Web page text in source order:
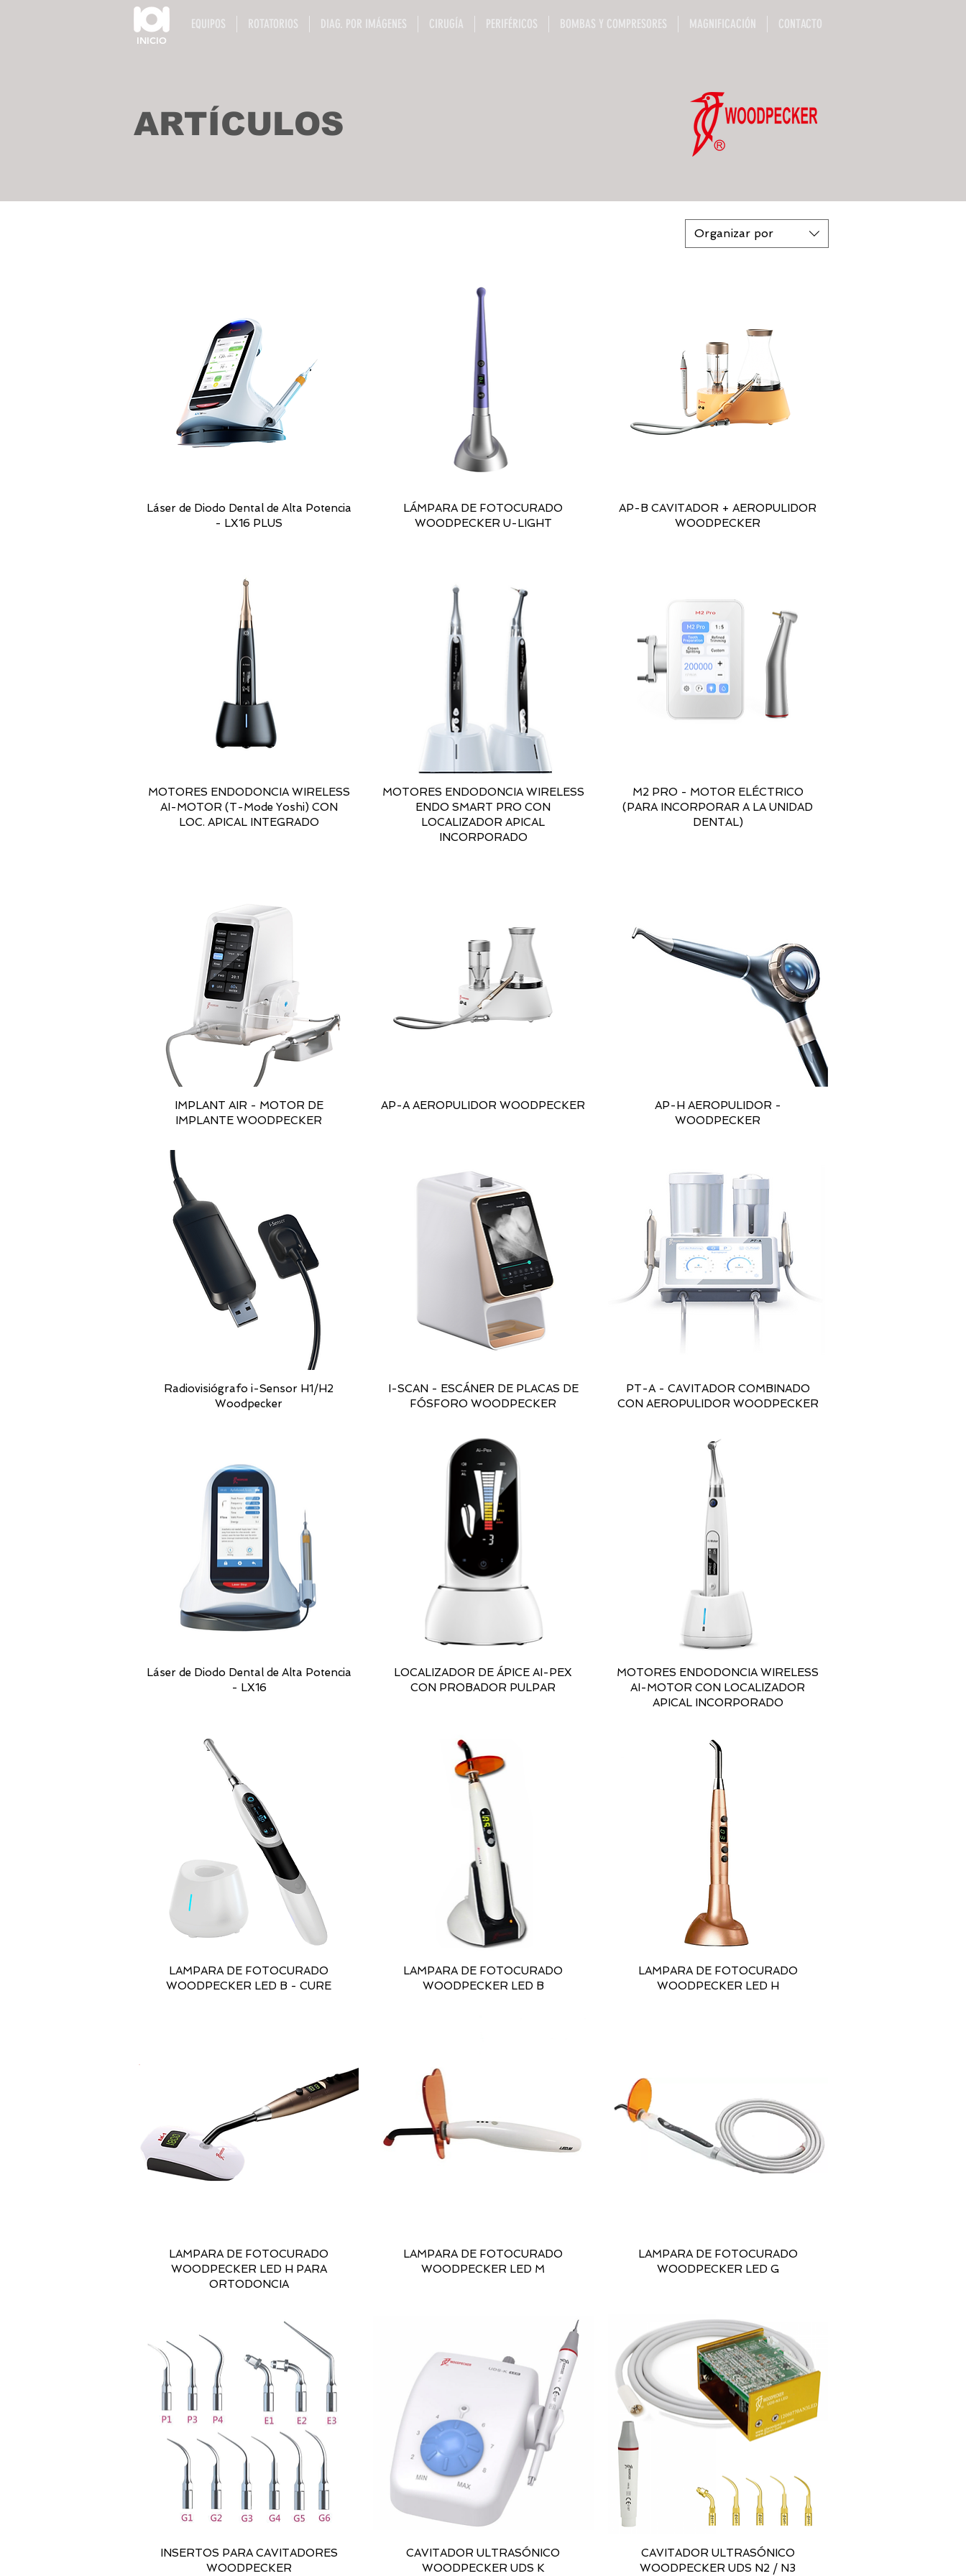
EQUIPOS ROTATORIOS DIAG. POR IMÁGENES CIRUGÍA PERIFÉRICOS BOMBAS Y COMPRESORES MAGNIFICACIÓN CONTACTO
INICIO
ARTÍCULOS
Organizar por
Láser de Diodo Dental de Alta Potencia
- LX16 PLUS
LÁMPARA DE FOTOCURADO
WOODPECKER U-LIGHT
AP-B CAVITADOR + AEROPULIDOR
WOODPECKER
MOTORES ENDODONCIA WIRELESS
AI-MOTOR (T-Mode Yoshi) CON
LOC. APICAL INTEGRADO
MOTORES ENDODONCIA WIRELESS
ENDO SMART PRO CON
LOCALIZADOR APICAL
INCORPORADO
M2 PRO - MOTOR ELÉCTRICO
(PARA INCORPORAR A LA UNIDAD
DENTAL)
IMPLANT AIR - MOTOR DE
IMPLANTE WOODPECKER
AP-A AEROPULIDOR WOODPECKER
AP-H AEROPULIDOR -
WOODPECKER
Radiovisiógrafo i-Sensor H1/H2
Woodpecker
I-SCAN - ESCÁNER DE PLACAS DE
FÓSFORO WOODPECKER
PT-A - CAVITADOR COMBINADO
CON AEROPULIDOR WOODPECKER
Láser de Diodo Dental de Alta Potencia
- LX16
LOCALIZADOR DE ÁPICE AI-PEX
CON PROBADOR PULPAR
MOTORES ENDODONCIA WIRELESS
AI-MOTOR CON LOCALIZADOR
APICAL INCORPORADO
LAMPARA DE FOTOCURADO
WOODPECKER LED B - CURE
LAMPARA DE FOTOCURADO
WOODPECKER LED B
LAMPARA DE FOTOCURADO
WOODPECKER LED H
LAMPARA DE FOTOCURADO
WOODPECKER LED H PARA
ORTODONCIA
LAMPARA DE FOTOCURADO
WOODPECKER LED M
LAMPARA DE FOTOCURADO
WOODPECKER LED G
INSERTOS PARA CAVITADORES
WOODPECKER
CAVITADOR ULTRASÓNICO
WOODPECKER UDS K
CAVITADOR ULTRASÓNICO
WOODPECKER UDS N2 / N3